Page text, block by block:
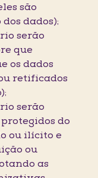
são
dados);
serão
que
os dados
retificados
serão
do
ou ilícito e
ou
as